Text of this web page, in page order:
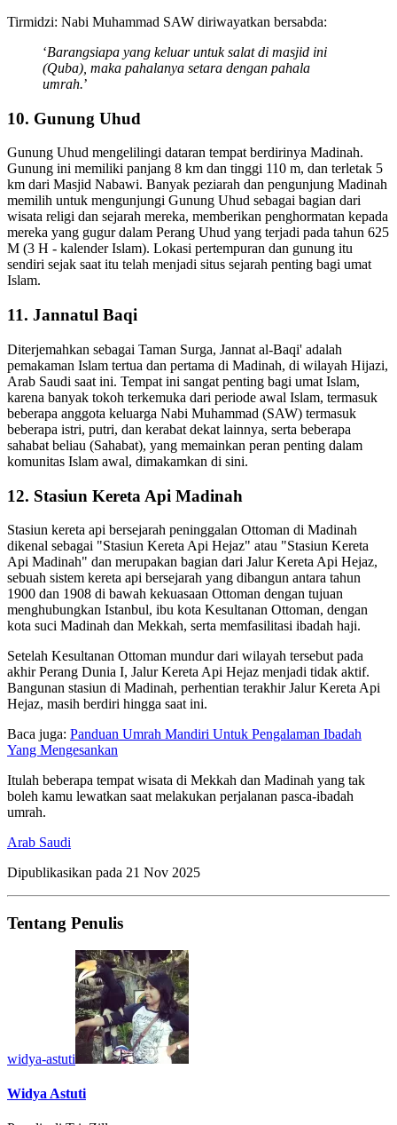
Tirmidzi: Nabi Muhammad SAW diriwayatkan bersabda:
‘Barangsiapa yang keluar untuk salat di masjid ini
(Quba), maka pahalanya setara dengan pahala
umrah.’
10. Gunung Uhud
Gunung Uhud mengelilingi dataran tempat berdirinya Madinah.
Gunung ini memiliki panjang 8 km dan tinggi 110 m, dan terletak 5
km dari Masjid Nabawi. Banyak peziarah dan pengunjung Madinah
memilih untuk mengunjungi Gunung Uhud sebagai bagian dari
wisata religi dan sejarah mereka, memberikan penghormatan kepada
mereka yang gugur dalam Perang Uhud yang terjadi pada tahun 625
M (3 H - kalender Islam). Lokasi pertempuran dan gunung itu
sendiri sejak saat itu telah menjadi situs sejarah penting bagi umat
Islam.
11. Jannatul Baqi
Diterjemahkan sebagai Taman Surga, Jannat al-Baqi' adalah
pemakaman Islam tertua dan pertama di Madinah, di wilayah Hijazi,
Arab Saudi saat ini. Tempat ini sangat penting bagi umat Islam,
karena banyak tokoh terkemuka dari periode awal Islam, termasuk
beberapa anggota keluarga Nabi Muhammad (SAW) termasuk
beberapa istri, putri, dan kerabat dekat lainnya, serta beberapa
sahabat beliau (Sahabat), yang memainkan peran penting dalam
komunitas Islam awal, dimakamkan di sini.
12. Stasiun Kereta Api Madinah
Stasiun kereta api bersejarah peninggalan Ottoman di Madinah
dikenal sebagai "Stasiun Kereta Api Hejaz" atau "Stasiun Kereta
Api Madinah" dan merupakan bagian dari Jalur Kereta Api Hejaz,
sebuah sistem kereta api bersejarah yang dibangun antara tahun
1900 dan 1908 di bawah kekuasaan Ottoman dengan tujuan
menghubungkan Istanbul, ibu kota Kesultanan Ottoman, dengan
kota suci Madinah dan Mekkah, serta memfasilitasi ibadah haji.
Setelah Kesultanan Ottoman mundur dari wilayah tersebut pada
akhir Perang Dunia I, Jalur Kereta Api Hejaz menjadi tidak aktif.
Bangunan stasiun di Madinah, perhentian terakhir Jalur Kereta Api
Hejaz, masih berdiri hingga saat ini.
Baca juga: Panduan Umrah Mandiri Untuk Pengalaman Ibadah
Yang Mengesankan
Itulah beberapa tempat wisata di Mekkah dan Madinah yang tak
boleh kamu lewatkan saat melakukan perjalanan pasca-ibadah
umrah.
Arab Saudi
Dipublikasikan pada 21 Nov 2025
Tentang Penulis
widya-astuti
Widya Astuti